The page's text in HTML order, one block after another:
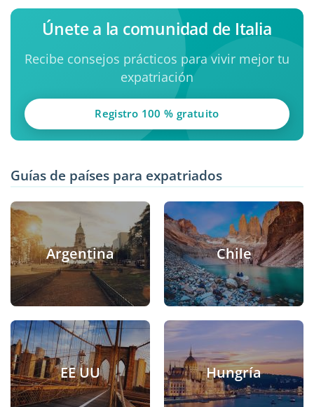
Únete a la comunidad de Italia
Recibe consejos prácticos para vivir mejor tu
expatriación
Registro 100 % gratuito
Guías de países para expatriados
Argentina Chile
EE UU Hungría